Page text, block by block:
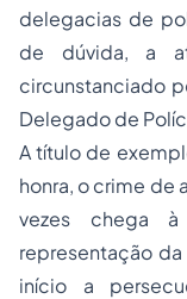
delegacias de
de dúvida, a
circunstanciado
Delegado de
A título de
honra, o crime de
vezes chega
representação
início a